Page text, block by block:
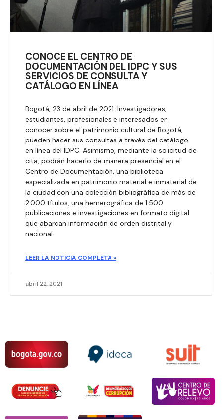
CONOCE EL CENTRO DE
DOCUMENTACIÓN DEL IDPC Y SUS
SERVICIOS DE CONSULTA Y
CATÁLOGO EN LÍNEA
Bogotá, 23 de abril de 2021. Investigadores,
estudiantes, profesionales e interesados en
conocer sobre el patrimonio cultural de Bogotá,
pueden hacer sus consultas a través del catálogo
en línea del IDPC. Asimismo, mediante la solicitud de
cita, podrán hacerlo de manera presencial en el
Centro de Documentación, una biblioteca
especializada en patrimonio material e inmaterial de
la ciudad con una colección bibliográfica de más de
2.000 títulos, una hemerográfica de 1.500
publicaciones e investigaciones en formato digital
que abarcan información de orden distrital y
nacional.
LEER LA NOTICIA COMPLETA »
abril 22, 2021